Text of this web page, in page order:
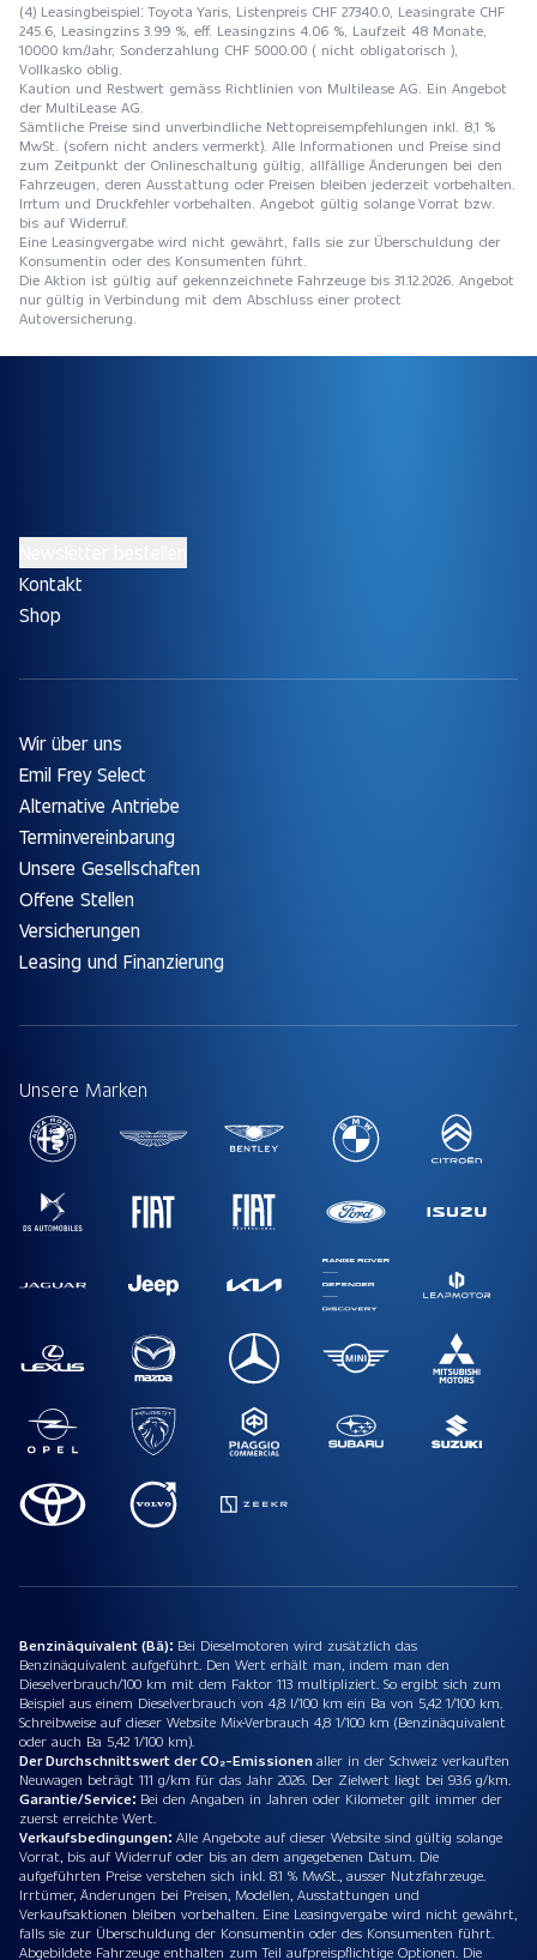
(4) Leasingbeispiel: Toyota Yaris, Listenpreis CHF 27340.0, Leasingrate CHF
245.6, Leasingzins 3.99 %, eff. Leasingzins 4.06 %, Laufzeit 48 Monate,
10000 km/Jahr, Sonderzahlung CHF 5000.00 ( nicht obligatorisch ),
Vollkasko oblig.
Kaution und Restwert gemäss Richtlinien von Multilease AG. Ein Angebot
der MultiLease AG.
Sämtliche Preise sind unverbindliche Nettopreisempfehlungen inkl. 8,1 %
MwSt. (sofern nicht anders vermerkt). Alle Informationen und Preise sind
zum Zeitpunkt der Onlineschaltung gültig, allfällige Änderungen bei den
Fahrzeugen, deren Ausstattung oder Preisen bleiben jederzeit vorbehalten.
Irrtum und Druckfehler vorbehalten. Angebot gültig solange Vorrat bzw.
bis auf Widerruf.
Eine Leasingvergabe wird nicht gewährt, falls sie zur Überschuldung der
Konsumentin oder des Konsumenten führt.
Die Aktion ist gültig auf gekennzeichnete Fahrzeuge bis 31.12.2026. Angebot
nur gültig in Verbindung mit dem Abschluss einer protect
Autoversicherung.
Kontakt
Shop
Wir über uns
Emil Frey Select
Alternative Antriebe
Terminvereinbarung
Unsere Gesellschaften
Offene Stellen
Versicherungen
Leasing und Finanzierung
Unsere Marken
Benzinäquivalent (Bä): Bei Dieselmotoren wird zusätzlich das
Benzinäquivalent aufgeführt. Den Wert erhält man, indem man den
Dieselverbrauch/100 km mit dem Faktor 113 multipliziert. So ergibt sich zum
Beispiel aus einem Dieselverbrauch von 4,8 l/100 km ein Ba von 5,42 1/100 km.
Schreibweise auf dieser Website Mix-Verbrauch 4,8 1/100 km (Benzinäquivalent
oder auch Ba 5,42 1/100 km).
Der Durchschnittswert der CO₂-Emissionenaller in der Schweiz verkauften
Neuwagen beträgt 111 g/km für das Jahr 2026. Der Zielwert liegt bei 93.6 g/km.
Garantie/Service: Bei den Angaben in Jahren oder Kilometer gilt immer der
zuerst erreichte Wert.
Verkaufsbedingungen: Alle Angebote auf dieser Website sind gültig solange
Vorrat, bis auf Widerruf oder bis an dem angegebenen Datum. Die
aufgeführten Preise verstehen sich inkl. 8.1 % MwSt., ausser Nutzfahrzeuge.
Irrtümer, Änderungen bei Preisen, Modellen, Ausstattungen und
Verkaufsaktionen bleiben vorbehalten. Eine Leasingvergabe wird nicht gewährt,
falls sie zur Überschuldung der Konsumentin oder des Konsumenten führt.
Abgebildete Fahrzeuge enthalten zum Teil aufpreispflichtige Optionen. Die